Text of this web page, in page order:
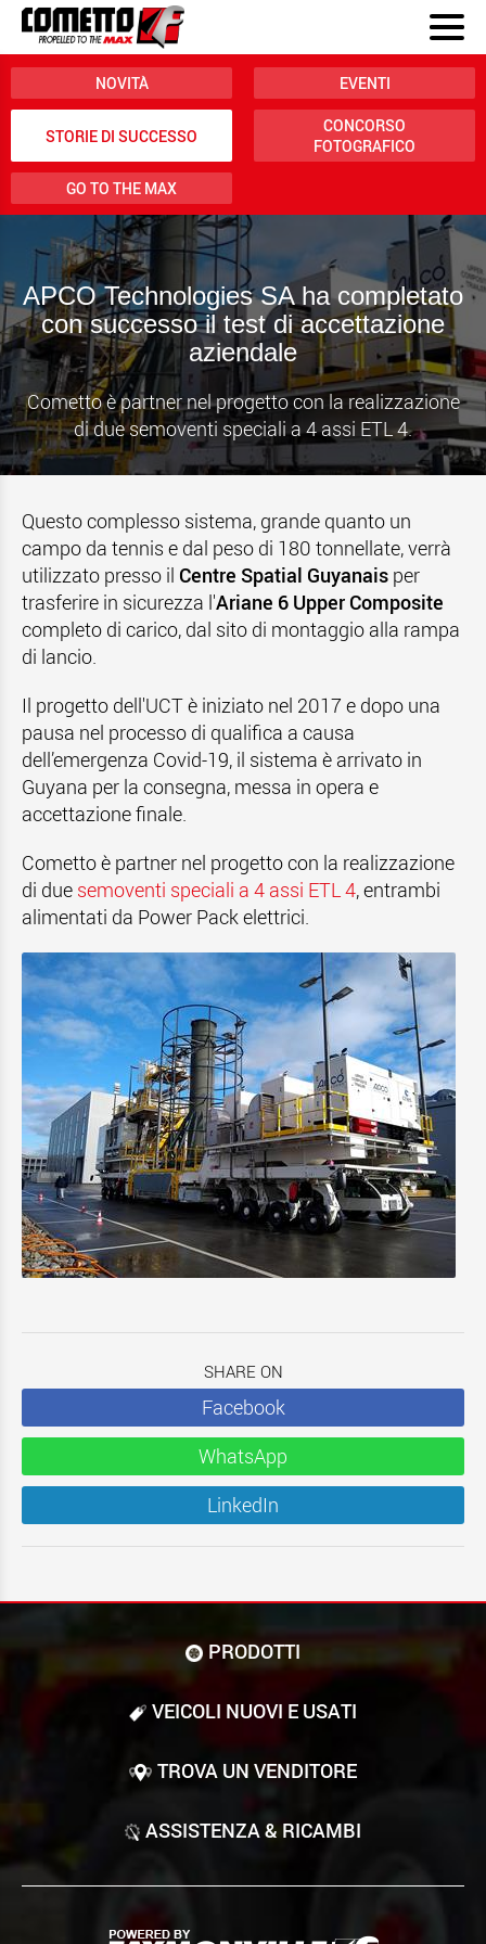
NOVITÀ EVENTI
STORIE DI SUCCESSO
CONCORSO
FOTOGRAFICO
GO TO THE MAX
APCO Technologies SA ha completato
con successo il test di accettazione
aziendale
Cometto è partner nel progetto con la realizzazione
di due semoventi speciali a 4 assi ETL 4.
Questo complesso sistema, grande quanto un
campo da tennis e dal peso di 180 tonnellate, verrà
utilizzato presso il Centre Spatial Guyanais per
trasferire in sicurezza l'Ariane 6 Upper Composite
completo di carico, dal sito di montaggio alla rampa
di lancio.
Il progetto dell'UCT è iniziato nel 2017 e dopo una
pausa nel processo di qualifica a causa
dell’emergenza Covid-19, il sistema è arrivato in
Guyana per la consegna, messa in opera e
accettazione finale.
Cometto è partner nel progetto con la realizzazione
di due semoventi speciali a 4 assi ETL 4, entrambi
alimentati da Power Pack elettrici.
SHARE ON
Facebook
WhatsApp
LinkedIn
PRODOTTI
VEICOLI NUOVI E USATI
TROVA UN VENDITORE
ASSISTENZA & RICAMBI